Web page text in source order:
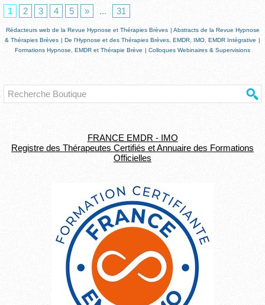
FRANCE EMDR - IMO
Registre des Thérapeutes Certifiés et Annuaire des Formations
Officielles
1
2 3 4 5 » ... 31
Rédacteurs web de la Revue Hypnose et Thérapies Brèves | Abstracts de la Revue Hypnose
& Thérapies Brèves | De l'Hypnose et des Thérapies Brèves, EMDR, IMO, EMDR Intégrative |
Formations Hypnose, EMDR et Thérapie Brève | Colloques Webinaires & Supervisions